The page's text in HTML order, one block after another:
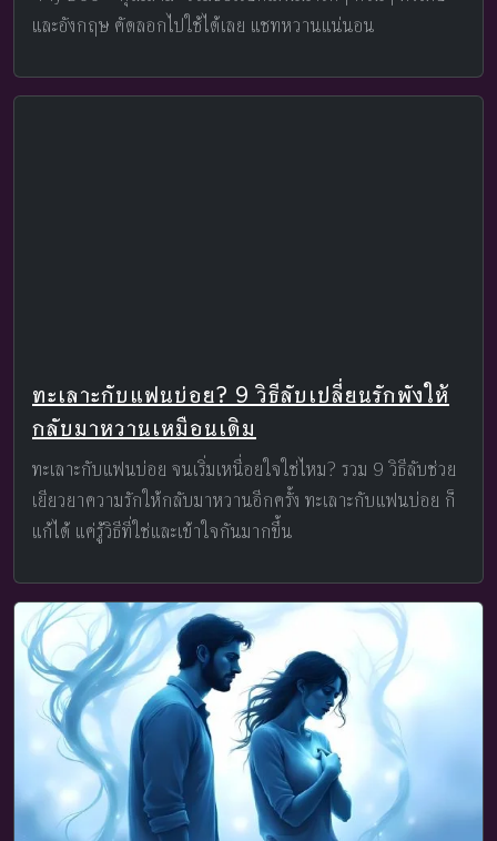
และอังกฤษ คัดลอกไปใช้ได้เลย แชทหวานแน่นอน
ทะเลาะกับแฟนบ่อย? 9 วิธีลับเปลี่ยนรักพังให้
กลับมาหวานเหมือนเดิม
ทะเลาะกับแฟนบ่อย จนเริ่มเหนื่อยใจใช่ไหม? รวม 9 วิธีลับช่วย
เยียวยาความรักให้กลับมาหวานอีกครั้ง ทะเลาะกับแฟนบ่อย ก็
แก้ได้ แค่รู้วิธีที่ใช่และเข้าใจกันมากขึ้น